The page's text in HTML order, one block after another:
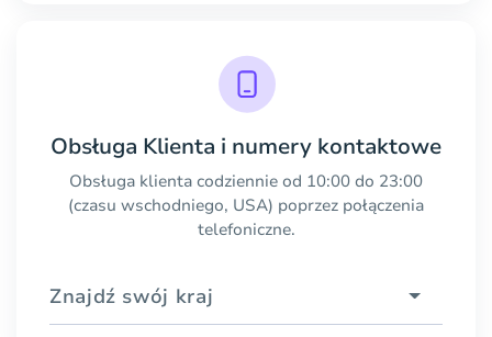
Obsługa Klienta i numery kontaktowe
Obsługa klienta codziennie od 10:00 do 23:00
(czasu wschodniego, USA) poprzez połączenia
telefoniczne.
Znajdź swój kraj